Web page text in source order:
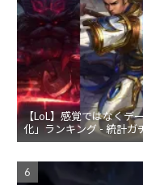
【LoL】感覚ではなく
化」ランキング - 統計ガ